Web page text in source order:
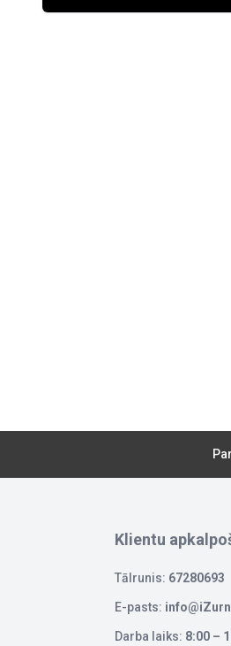
Klientu
Tālrunis: 67280693
E-pasts:
Darba laiks: 8:00 –